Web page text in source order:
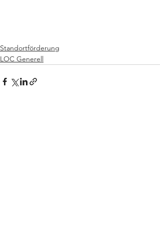
Standortförderung
LOC Generell